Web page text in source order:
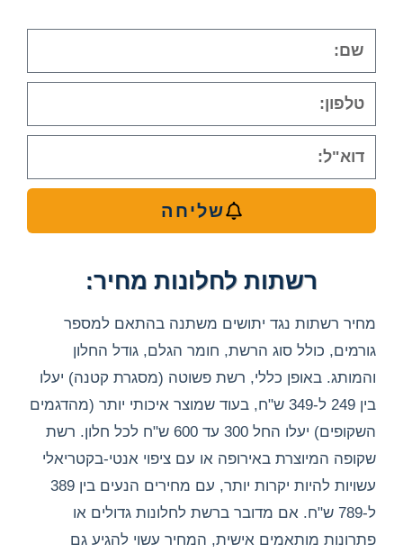
שליחה
רשתות לחלונות מחיר:
מחיר רשתות נגד יתושים משתנה בהתאם למספר
גורמים, כולל סוג הרשת, חומר הגלם, גודל החלון
והמותג. באופן כללי, רשת פשוטה (מסגרת קטנה) יעלו
בין 249 ל-349 ש"ח, בעוד שמוצר איכותי יותר (מהדגמים
השקופים) יעלו החל 300 עד 600 ש"ח לכל חלון. רשת
שקופה המיוצרת באירופה או עם ציפוי אנטי-בקטריאלי
עשויות להיות יקרות יותר, עם מחירים הנעים בין 389
ל-789 ש"ח. אם מדובר ברשת לחלונות גדולים או
פתרונות מותאמים אישית, המחיר עשוי להגיע גם